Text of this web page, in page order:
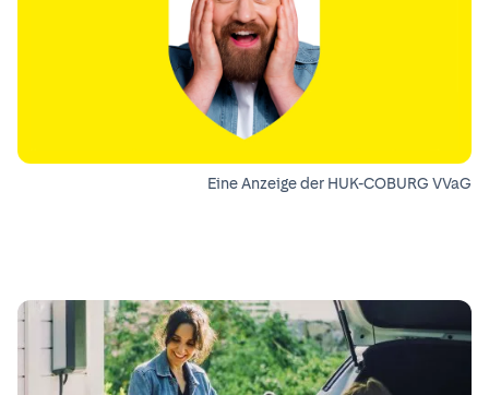
Eine Anzeige der HUK-COBURG VVaG